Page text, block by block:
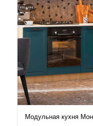
Модульная кухня